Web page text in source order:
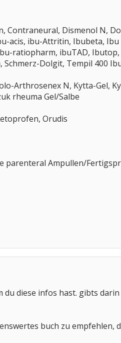
Contraneural, Dismenol N,
acis, ibu-Attritin, Ibubeta,
ratiopharm, ibuTAD,
Dolgit, Tempil 400
Arthrosenex N, Kytta-Gel,
rheuma Gel/Salbe
Orudis
parenteral Ampullen/
diese infos hast. gibts
buch zu empfehlen,